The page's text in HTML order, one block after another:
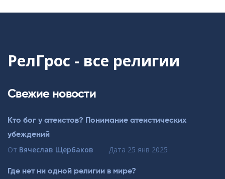
РелГрос - все религии
Свежие новости
Кто бог у атеистов? Понимание атеистических
убеждений
От Вячеслав Щербаков Дата 25 янв 2025
Где нет ни одной религии в мире?